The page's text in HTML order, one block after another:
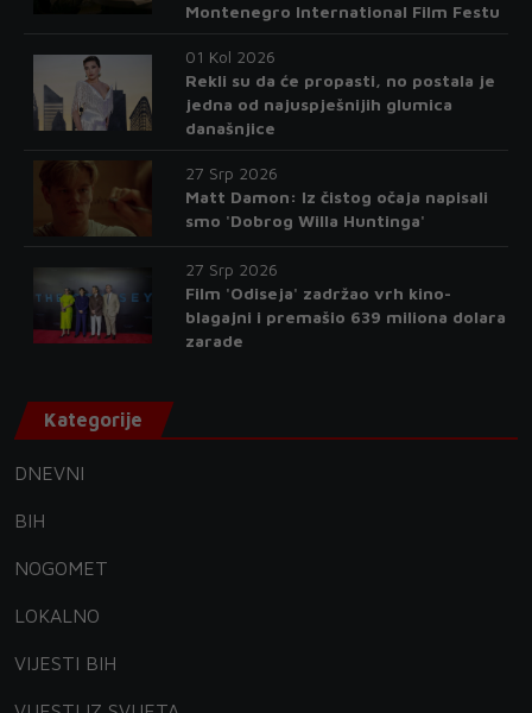
Montenegro International Film Festu
01 Kol 2026
Rekli su da će propasti, no postala je
jedna od najuspješnijih glumica
današnjice
27 Srp 2026
Matt Damon: Iz čistog očaja napisali
smo 'Dobrog Willa Huntinga'
27 Srp 2026
Film 'Odiseja' zadržao vrh kino-
blagajni i premašio 639 miliona dolara
zarade
Kategorije
DNEVNI
BIH
NOGOMET
LOKALNO
VIJESTI BIH